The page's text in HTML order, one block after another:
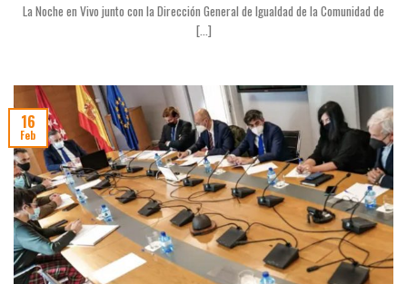
La Noche en Vivo junto con la Dirección General de Igualdad de la Comunidad de
[...]
16
Feb